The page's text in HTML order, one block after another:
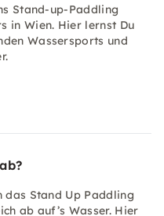
Stand-up-Paddling
in Wien. Hier lernst Du
Wassersports und
das Stand Up Paddling
ab auf’s Wasser. Hier